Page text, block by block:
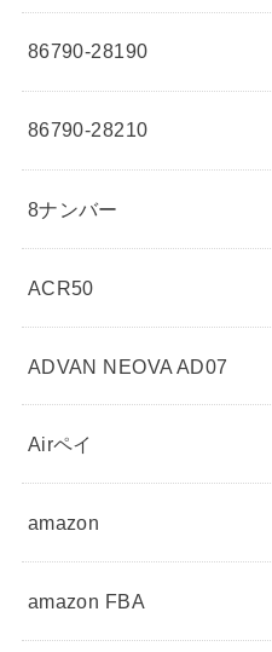
86790-28190
86790-28210
8ナンバー
ACR50
ADVAN NEOVA AD07
Airペイ
amazon
amazon FBA